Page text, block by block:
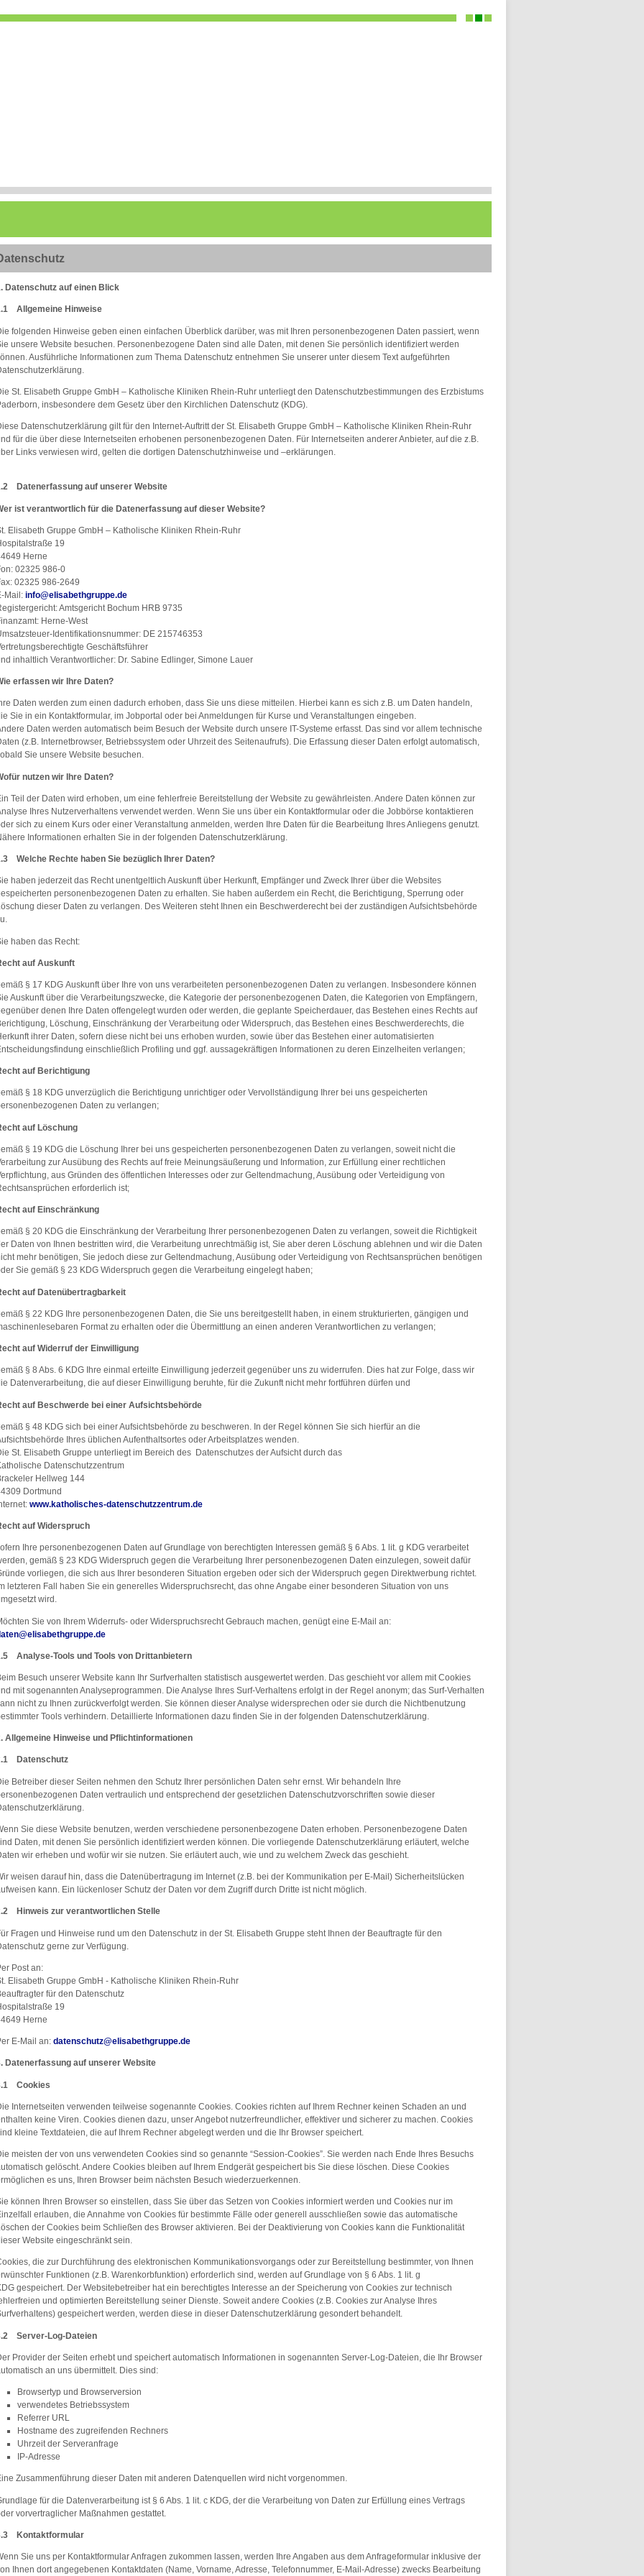
Datenschutz auf einen Blick
Allgemeine Hinweise
folgenden Hinweise geben einen einfachen Überblick darüber, was mit Ihren personenbezogenen Daten passiert, wenn
unsere Website besuchen. Personenbezogene Daten sind alle Daten, mit denen Sie persönlich identifiziert werden
Ausführliche Informationen zum Thema Datenschutz entnehmen Sie unserer unter diesem Text aufgeführten
St. Elisabeth Gruppe GmbH – Katholische Kliniken Rhein-Ruhr unterliegt den Datenschutzbestimmungen des Erzbistums
insbesondere dem Gesetz über den Kirchlichen Datenschutz (KDG).
Datenschutzerklärung gilt für den Internet-Auftritt der St. Elisabeth Gruppe GmbH – Katholische Kliniken Rhein-Ruhr
für die über diese Internetseiten erhobenen personenbezogenen Daten. Für Internetseiten anderer Anbieter, auf die z.B.
Links verwiesen wird, gelten die dortigen Datenschutzhinweise und –erklärungen.
Datenerfassung auf unserer Website
ist verantwortlich für die Datenerfassung auf dieser Website?
Elisabeth Gruppe GmbH – Katholische Kliniken Rhein-Ruhr
19
Herne
02325 986-0
02325 986-2649
Mail: info@elisabethgruppe.de
Amtsgericht Bochum HRB 9735
Herne-West
Identifikationsnummer: DE 215746353
Geschäftsführer
inhaltlich Verantwortlicher: Dr. Sabine Edlinger, Simone Lauer
erfassen wir Ihre Daten?
Ihre Daten werden zum einen dadurch erhoben, dass Sie uns diese mitteilen. Hierbei kann es sich z.B. um Daten handeln,
Sie in ein Kontaktformular, im Jobportal oder bei Anmeldungen für Kurse und Veranstaltungen eingeben.
Daten werden automatisch beim Besuch der Website durch unsere IT-Systeme erfasst. Das sind vor allem technische
(z.B. Internetbrowser, Betriebssystem oder Uhrzeit des Seitenaufrufs). Die Erfassung dieser Daten erfolgt automatisch,
Sie unsere Website besuchen.
nutzen wir Ihre Daten?
Teil der Daten wird erhoben, um eine fehlerfreie Bereitstellung der Website zu gewährleisten. Andere Daten können zur
Ihres Nutzerverhaltens verwendet werden. Wenn Sie uns über ein Kontaktformular oder die Jobbörse kontaktieren
sich zu einem Kurs oder einer Veranstaltung anmelden, werden Ihre Daten für die Bearbeitung Ihres Anliegens genutzt.
Informationen erhalten Sie in der folgenden Datenschutzerklärung.
Welche Rechte haben Sie bezüglich Ihrer Daten?
haben jederzeit das Recht unentgeltlich Auskunft über Herkunft, Empfänger und Zweck Ihrer über die Websites
personenbezogenen Daten zu erhalten. Sie haben außerdem ein Recht, die Berichtigung, Sperrung oder
dieser Daten zu verlangen. Des Weiteren steht Ihnen ein Beschwerderecht bei der zuständigen Aufsichtsbehörde
haben das Recht:
auf Auskunft
§ 17 KDG Auskunft über Ihre von uns verarbeiteten personenbezogenen Daten zu verlangen. Insbesondere können
Auskunft über die Verarbeitungszwecke, die Kategorie der personenbezogenen Daten, die Kategorien von Empfängern,
denen Ihre Daten offengelegt wurden oder werden, die geplante Speicherdauer, das Bestehen eines Rechts auf
Löschung, Einschränkung der Verarbeitung oder Widerspruch, das Bestehen eines Beschwerderechts, die
ihrer Daten, sofern diese nicht bei uns erhoben wurden, sowie über das Bestehen einer automatisierten
einschließlich Profiling und ggf. aussagekräftigen Informationen zu deren Einzelheiten verlangen;
auf Berichtigung
§ 18 KDG unverzüglich die Berichtigung unrichtiger oder Vervollständigung Ihrer bei uns gespeicherten
Daten zu verlangen;
auf Löschung
§ 19 KDG die Löschung Ihrer bei uns gespeicherten personenbezogenen Daten zu verlangen, soweit nicht die
zur Ausübung des Rechts auf freie Meinungsäußerung und Information, zur Erfüllung einer rechtlichen
aus Gründen des öffentlichen Interesses oder zur Geltendmachung, Ausübung oder Verteidigung von
erforderlich ist;
auf Einschränkung
§ 20 KDG die Einschränkung der Verarbeitung Ihrer personenbezogenen Daten zu verlangen, soweit die Richtigkeit
Daten von Ihnen bestritten wird, die Verarbeitung unrechtmäßig ist, Sie aber deren Löschung ablehnen und wir die Daten
mehr benötigen, Sie jedoch diese zur Geltendmachung, Ausübung oder Verteidigung von Rechtsansprüchen benötigen
Sie gemäß § 23 KDG Widerspruch gegen die Verarbeitung eingelegt haben;
auf Datenübertragbarkeit
§ 22 KDG Ihre personenbezogenen Daten, die Sie uns bereitgestellt haben, in einem strukturierten, gängigen und
Format zu erhalten oder die Übermittlung an einen anderen Verantwortlichen zu verlangen;
auf Widerruf der Einwilligung
§ 8 Abs. 6 KDG Ihre einmal erteilte Einwilligung jederzeit gegenüber uns zu widerrufen. Dies hat zur Folge, dass wir
Datenverarbeitung, die auf dieser Einwilligung beruhte, für die Zukunft nicht mehr fortführen dürfen und
auf Beschwerde bei einer Aufsichtsbehörde
§ 48 KDG sich bei einer Aufsichtsbehörde zu beschweren. In der Regel können Sie sich hierfür an die
Ihres üblichen Aufenthaltsortes oder Arbeitsplatzes wenden.
St. Elisabeth Gruppe unterliegt im Bereich des Datenschutzes der Aufsicht durch das
Datenschutzzentrum
Hellweg 144
Dortmund
www.katholisches-datenschutzzentrum.de
auf Widerspruch
Ihre personenbezogenen Daten auf Grundlage von berechtigten Interessen gemäß § 6 Abs. 1 lit. g KDG verarbeitet
gemäß § 23 KDG Widerspruch gegen die Verarbeitung Ihrer personenbezogenen Daten einzulegen, soweit dafür
vorliegen, die sich aus Ihrer besonderen Situation ergeben oder sich der Widerspruch gegen Direktwerbung richtet.
letzteren Fall haben Sie ein generelles Widerspruchsrecht, das ohne Angabe einer besonderen Situation von uns
wird.
Sie von Ihrem Widerrufs- oder Widerspruchsrecht Gebrauch machen, genügt eine E-Mail an:
@elisabethgruppe.de
Analyse-Tools und Tools von Drittanbietern
Besuch unserer Website kann Ihr Surfverhalten statistisch ausgewertet werden. Das geschieht vor allem mit Cookies
mit sogenannten Analyseprogrammen. Die Analyse Ihres Surf-Verhaltens erfolgt in der Regel anonym; das Surf-Verhalten
nicht zu Ihnen zurückverfolgt werden. Sie können dieser Analyse widersprechen oder sie durch die Nichtbenutzung
Tools verhindern. Detaillierte Informationen dazu finden Sie in der folgenden Datenschutzerklärung.
Allgemeine Hinweise und Pflichtinformationen
Datenschutz
Betreiber dieser Seiten nehmen den Schutz Ihrer persönlichen Daten sehr ernst. Wir behandeln Ihre
Daten vertraulich und entsprechend der gesetzlichen Datenschutzvorschriften sowie dieser
Sie diese Website benutzen, werden verschiedene personenbezogene Daten erhoben. Personenbezogene Daten
Daten, mit denen Sie persönlich identifiziert werden können. Die vorliegende Datenschutzerklärung erläutert, welche
wir erheben und wofür wir sie nutzen. Sie erläutert auch, wie und zu welchem Zweck das geschieht.
weisen darauf hin, dass die Datenübertragung im Internet (z.B. bei der Kommunikation per E-Mail) Sicherheitslücken
kann. Ein lückenloser Schutz der Daten vor dem Zugriff durch Dritte ist nicht möglich.
Hinweis zur verantwortlichen Stelle
Fragen und Hinweise rund um den Datenschutz in der St. Elisabeth Gruppe steht Ihnen der Beauftragte für den
gerne zur Verfügung.
Post an:
Elisabeth Gruppe GmbH - Katholische Kliniken Rhein-Ruhr
für den Datenschutz
19
Herne
E-Mail an: datenschutz@elisabethgruppe.de
Datenerfassung auf unserer Website
Cookies
Internetseiten verwenden teilweise sogenannte Cookies. Cookies richten auf Ihrem Rechner keinen Schaden an und
keine Viren. Cookies dienen dazu, unser Angebot nutzerfreundlicher, effektiver und sicherer zu machen. Cookies
kleine Textdateien, die auf Ihrem Rechner abgelegt werden und die Ihr Browser speichert.
meisten der von uns verwendeten Cookies sind so genannte “Session-Cookies”. Sie werden nach Ende Ihres Besuchs
gelöscht. Andere Cookies bleiben auf Ihrem Endgerät gespeichert bis Sie diese löschen. Diese Cookies
es uns, Ihren Browser beim nächsten Besuch wiederzuerkennen.
können Ihren Browser so einstellen, dass Sie über das Setzen von Cookies informiert werden und Cookies nur im
erlauben, die Annahme von Cookies für bestimmte Fälle oder generell ausschließen sowie das automatische
der Cookies beim Schließen des Browser aktivieren. Bei der Deaktivierung von Cookies kann die Funktionalität
Website eingeschränkt sein.
die zur Durchführung des elektronischen Kommunikationsvorgangs oder zur Bereitstellung bestimmter, von Ihnen
Funktionen (z.B. Warenkorbfunktion) erforderlich sind, werden auf Grundlage von § 6 Abs. 1 lit. g
gespeichert. Der Websitebetreiber hat ein berechtigtes Interesse an der Speicherung von Cookies zur technisch
und optimierten Bereitstellung seiner Dienste. Soweit andere Cookies (z.B. Cookies zur Analyse Ihres
gespeichert werden, werden diese in dieser Datenschutzerklärung gesondert behandelt.
Server-Log-Dateien
Provider der Seiten erhebt und speichert automatisch Informationen in sogenannten Server-Log-Dateien, die Ihr Browser
an uns übermittelt. Dies sind:
Browsertyp und Browserversion
verwendetes Betriebssystem
Referrer URL
Hostname des zugreifenden Rechners
Uhrzeit der Serveranfrage
IP-Adresse
Zusammenführung dieser Daten mit anderen Datenquellen wird nicht vorgenommen.
für die Datenverarbeitung ist § 6 Abs. 1 lit. c KDG, der die Verarbeitung von Daten zur Erfüllung eines Vertrags
vorvertraglicher Maßnahmen gestattet.
Kontaktformular
Sie uns per Kontaktformular Anfragen zukommen lassen, werden Ihre Angaben aus dem Anfrageformular inklusive der
Ihnen dort angegebenen Kontaktdaten (Name, Vorname, Adresse, Telefonnummer, E-Mail-Adresse) zwecks Bearbeitung